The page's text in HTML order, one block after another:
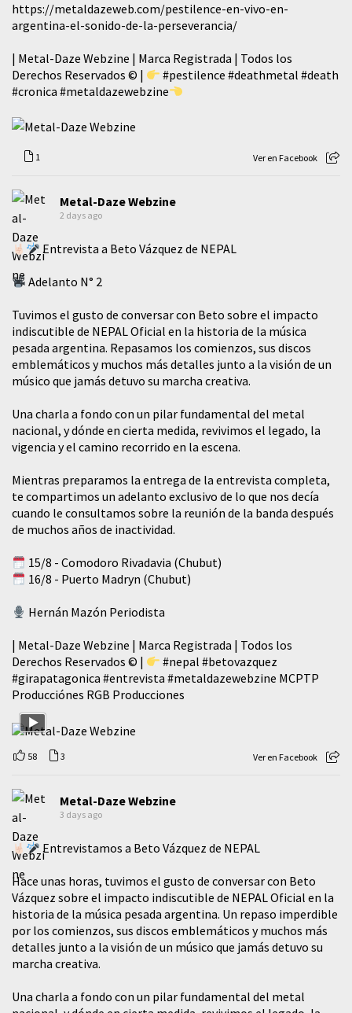
https://metaldazeweb.com/pestilence-en-vivo-en-
argentina-el-sonido-de-la-perseverancia/
| Metal-Daze Webzine | Marca Registrada | Todos los
Derechos Reservados © |
#pestilence #deathmetal #death
#cronica #metaldazewebzine
1 Ver en Facebook
Metal-Daze Webzine
2 days ago
Entrevista a Beto Vázquez de NEPAL
Adelanto N° 2
Tuvimos el gusto de conversar con Beto sobre el impacto
indiscutible de NEPAL Oficial en la historia de la música
pesada argentina. Repasamos los comienzos, sus discos
emblemáticos y muchos más detalles junto a la visión de un
músico que jamás detuvo su marcha creativa.
​Una charla a fondo con un pilar fundamental del metal
nacional, y dónde en cierta medida, revivimos el legado, la
vigencia y el camino recorrido en la escena.
Mientras preparamos la entrega de la entrevista completa,
te compartimos un adelanto exclusivo de lo que nos decía
cuando le consultamos sobre la reunión de la banda después
de muchos años de inactividad.
15/8 - Comodoro Rivadavia (Chubut)
16/8 - Puerto Madryn (Chubut)
Hernán Mazón Periodista
| Metal-Daze Webzine | Marca Registrada | Todos los
Derechos Reservados © |
#nepal #betovazquez
#girapatagonica #entrevista #metaldazewebzine MCPTP
Producciónes RGB Producciones
58 3 Ver en Facebook
Metal-Daze Webzine
3 days ago
Entrevistamos a Beto Vázquez de NEPAL
Hace unas horas, tuvimos el gusto de conversar con Beto
Vázquez sobre el impacto indiscutible de NEPAL Oficial en la
historia de la música pesada argentina. Un repaso imperdible
por los comienzos, sus discos emblemáticos y muchos más
detalles junto a la visión de un músico que jamás detuvo su
marcha creativa.
​Una charla a fondo con un pilar fundamental del metal